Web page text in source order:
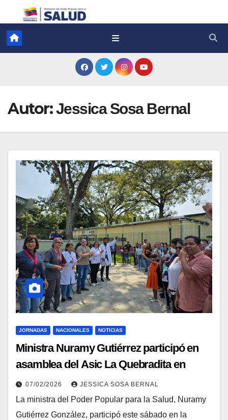
Autor:Jessica Sosa Bernal
JORNADAS NACIONALES NOTICIAS
Ministra Nuramy Gutiérrez participó en
asamblea del Asic La Quebradita en
Caracas
07/02/2026 JESSICA SOSA BERNAL
La ministra del Poder Popular para la Salud, Nuramy
Gutiérrez González, participó este sábado en la